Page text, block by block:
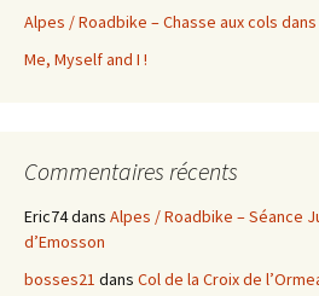
Alpes / Roadbike – Chasse aux cols
Me, Myself and I !
Commentaires récents
Eric74dans Alpes / Roadbike – Séance
d’Emosson
bosses21 dans Col de la Croix de